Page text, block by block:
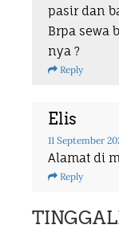
pasir dan
Brpa sewa
nya ?
Reply
Elis
11 September
Alamat di
Reply